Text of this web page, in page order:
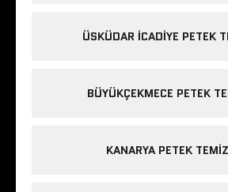
ÜSKÜDAR ICADIYE PETEK
BÜYÜKÇEKMECE PETEK
KANARYA PETEK